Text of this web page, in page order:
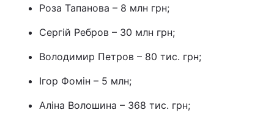
Роза Тапанова – 8 млн грн;
Сергій Ребров – 30 млн грн;
Володимир Петров – 80 тис. грн;
Ігор Фомін – 5 млн;
Аліна Волошина – 368 тис. грн;